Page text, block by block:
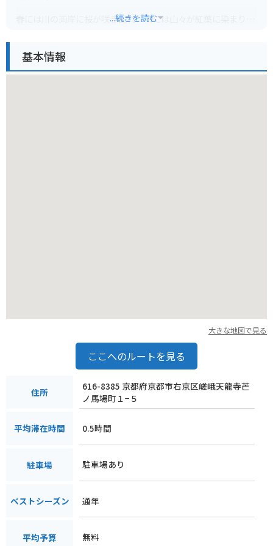
春には川の両岸に桜が咲き乱れ、秋には山々が紅葉に染まり、
な景色を一望できます。
...続きを読む
基本情報
大きな地図で見る
ここへのルートを見る
住所
616-8385 京都府京都市右京区嵯峨天龍寺芒
ノ馬場町１−５
平均滞在時間 0.5時間
駐車場 駐車場あり
ベストシーズン 通年
平均予算 無料